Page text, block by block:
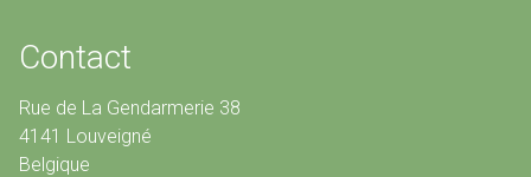
Contact
Rue de La Gendarmerie 38
4141 Louveigné
Belgique